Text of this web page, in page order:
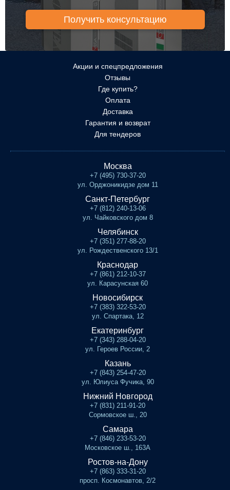
Акции и спецпредложения
Отзывы
Где купить?
Оплата
Доставка
Гарантия и возврат
Для тендеров
Москва
+7 (495) 730-37-20
ул. Орджоникидзе дом 11
Санкт-Петербург
+7 (812) 240-13-06
ул. Чайковского дом 8
Челябинск
+7 (351) 277-88-20
ул. Рождественского 13/1
Краснодар
+7 (861) 212-10-37
ул. Карасунская 60
Новосибирск
+7 (383) 322-53-20
ул. Спартака, 12
Екатеринбург
+7 (343) 288-04-20
ул. Героев России, 2
Казань
+7 (843) 254-47-20
ул. Юлиуса Фучика, 90
Нижний Новгород
+7 (831) 211-91-20
Сормовское ш., 20
Самара
+7 (846) 233-53-20
Московское ш., 163А
Ростов-на-Дону
+7 (863) 333-31-20
просп. Космонавтов, 2/2